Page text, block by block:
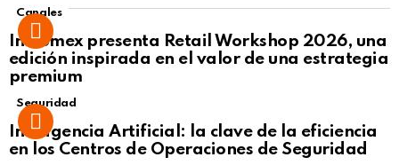
Canales
Intcomex presenta Retail Workshop 2026, una
edición inspirada en el valor de una estrategia
premium
Seguridad
Inteligencia Artificial: la clave de la eficiencia
en los Centros de Operaciones de Seguridad